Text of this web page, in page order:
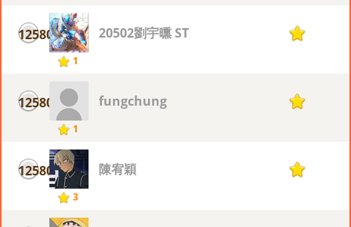
12580
1
20502劉宇曛 ST 1
12580
1
fungchung 1
12580
3
陳宥穎 1